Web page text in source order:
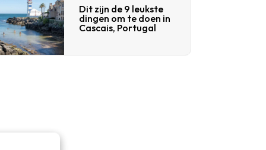
Dit zijn de 9 leukste
dingen om te doen in
Cascais, Portugal